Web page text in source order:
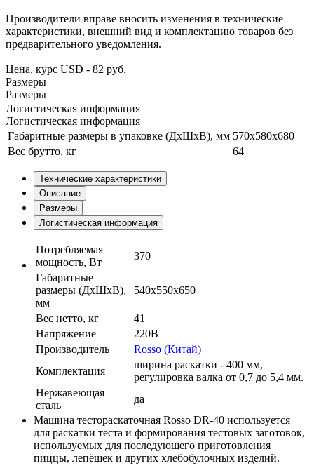
Производители вправе вносить изменения в технические
характеристики, внешний вид и комплектацию товаров без
предварительного уведомления.
Цена, курс USD - 82 руб.
Размеры
Размеры
Логистическая информация
Логистическая информация
Габаритные размеры в упаковке (ДхШхВ), мм 570x580x680
Вес брутто, кг
64
Технические характеристики
Описание
Размеры
Логистическая информация
Потребляемая
мощность, Вт
370
Габаритные
размеры (ДхШхВ),
мм
540х550х650
Вес нетто, кг
41
Напряжение
220В
Производитель
Rosso (Китай)
Комплектация
ширина раскатки - 400 мм,
регулировка валка от 0,7 до 5,4 мм.
Нержавеющая
сталь
да
Машина тестораскаточная Rosso DR-40 используется
для раскатки теста и формирования тестовых заготовок,
используемых для последующего приготовления
пиццы, лепёшек и других хлебобулочных изделий.